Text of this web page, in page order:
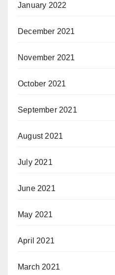
January 2022
December 2021
November 2021
October 2021
September 2021
August 2021
July 2021
June 2021
May 2021
April 2021
March 2021